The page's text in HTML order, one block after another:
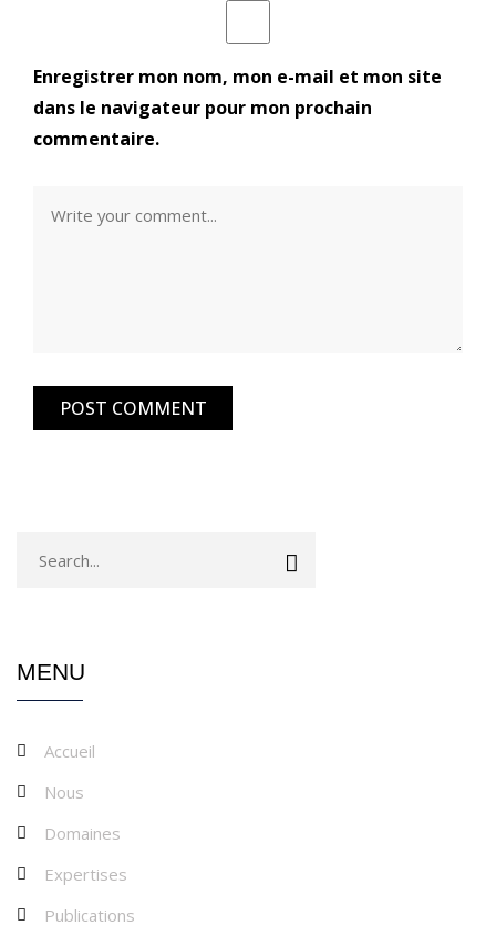
Enregistrer mon nom, mon e-mail et mon site
dans le navigateur pour mon prochain
commentaire.
MENU
Accueil
Nous
Domaines
Expertises
Publications